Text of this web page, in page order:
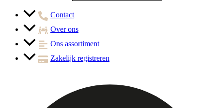
Contact
Over ons
Ons assortiment
Zakelijk registreren